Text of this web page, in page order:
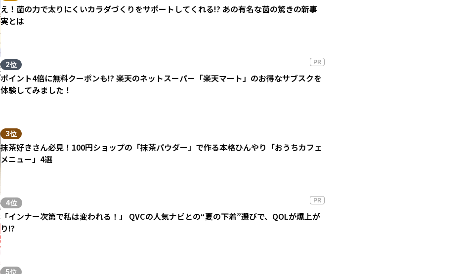
え！菌の力で太りにくいカラダづくりをサポートしてくれる!? あの有名な菌の驚きの新事
実とは
2位 PR
ポイント4倍に無料クーポンも!? 楽天のネットスーパー「楽天マート」のお得なサブスクを
体験してみました！
3位
抹茶好きさん必見！100円ショップの「抹茶パウダー」で作る本格ひんやり「おうちカフェ
メニュー」4選
4位 PR
「インナー次第で私は変われる！」 QVCの人気ナビとの“夏の下着”選びで、QOLが爆上が
り!?
5位